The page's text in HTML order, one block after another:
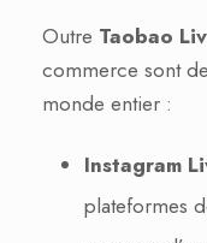
Outre Taobao
commerce sont
monde entier :
Instagram
plateformes